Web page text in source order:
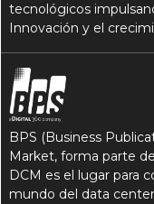
tecnológicos
Innovación y el
BPS (Business
Market, forma parte
DCM es el lugar para
mundo del data